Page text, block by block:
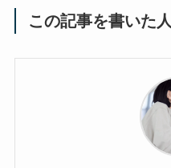
この記事を書いた人